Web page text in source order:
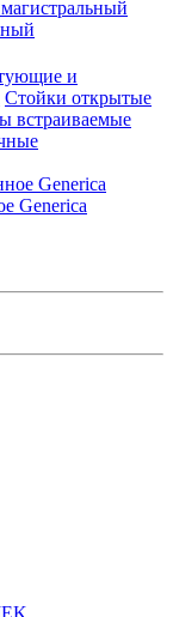
и
Стойки открытые
встраиваемые
Generica